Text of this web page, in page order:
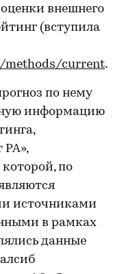
внешнего
(вступила
current.
по нему
информацию
РА»,
которой, по
источниками
в рамках
данные